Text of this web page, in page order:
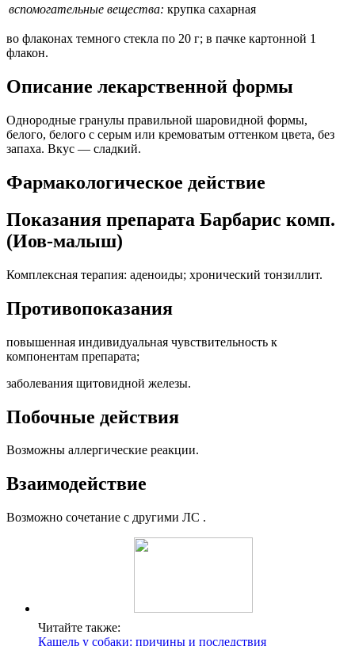
вспомогательные вещества: крупка сахарная
во флаконах темного стекла по 20 г; в пачке картонной 1
флакон.
Описание лекарственной формы
Однородные гранулы правильной шаровидной формы,
белого, белого с серым или кремоватым оттенком цвета, без
запаха. Вкус — сладкий.
Фармакологическое действие
Показания препарата Барбарис комп.
(Иов-малыш)
Комплексная терапия: аденоиды; хронический тонзиллит.
Противопоказания
повышенная индивидуальная чувствительность к
компонентам препарата;
заболевания щитовидной железы.
Побочные действия
Возможны аллергические реакции.
Взаимодействие
Возможно сочетание с другими ЛС .
Читайте также:
Кашель у собаки: причины и последствия